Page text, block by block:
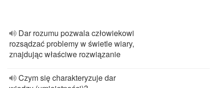
Dar rozumu pozwala człowiekowi
rozsądzać problemy w świetle wiary,
znajdując właściwe rozwiązanie
Czym się charakteryzuje dar